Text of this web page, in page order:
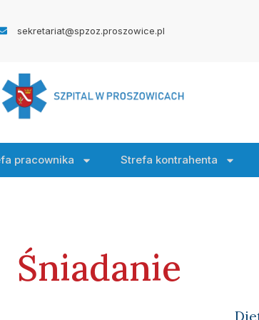
sekretariat@spzoz.proszowice.pl
pracownika Strefa kontrahenta
Śniadanie